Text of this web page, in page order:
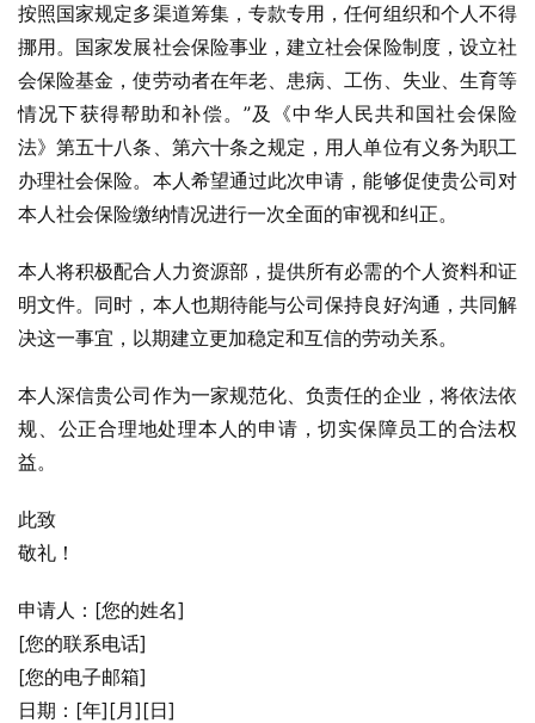
按照国家规定多渠道筹集，专款专用，任何组织和个人不得
挪用。国家发展社会保险事业，建立社会保险制度，设立社
会保险基金，使劳动者在年老、患病、工伤、失业、生育等
情况下获得帮助和补偿。”及《中华人民共和国社会保险
法》第五十八条、第六十条之规定，用人单位有义务为职工
办理社会保险。本人希望通过此次申请，能够促使贵公司对
本人社会保险缴纳情况进行一次全面的审视和纠正。
本人将积极配合人力资源部，提供所有必需的个人资料和证
明文件。同时，本人也期待能与公司保持良好沟通，共同解
决这一事宜，以期建立更加稳定和互信的劳动关系。
本人深信贵公司作为一家规范化、负责任的企业，将依法依
规、公正合理地处理本人的申请，切实保障员工的合法权
益。
此致
敬礼！
申请人：[您的姓名]
[您的联系电话]
[您的电子邮箱]
日期：[年][月][日]